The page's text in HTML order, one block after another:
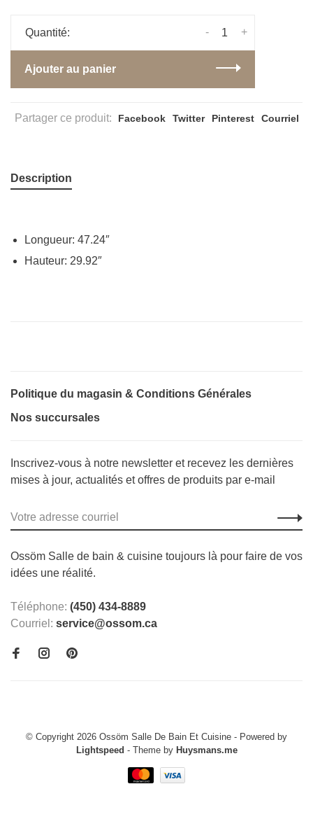
Quantité: +
-
Ajouter au panier
Partager ce produit: Facebook Twitter Pinterest Courriel
Description
Longueur: 47.24″
Hauteur: 29.92″
Politique du magasin & Conditions Générales
Nos succursales
Inscrivez-vous à notre newsletter et recevez les dernières
mises à jour, actualités et offres de produits par e-mail
Ossöm Salle de bain & cuisine toujours là pour faire de vos
idées une réalité.
Téléphone: (450) 434-8889
Courriel: service@ossom.ca
© Copyright 2026 Ossöm Salle De Bain Et Cuisine - Powered by
Lightspeed - Theme by Huysmans.me